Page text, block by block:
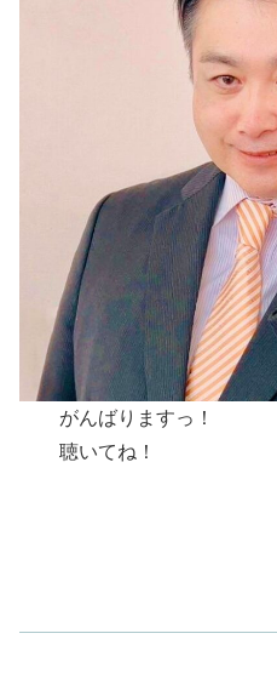
がんばりますっ！
聴いてね！